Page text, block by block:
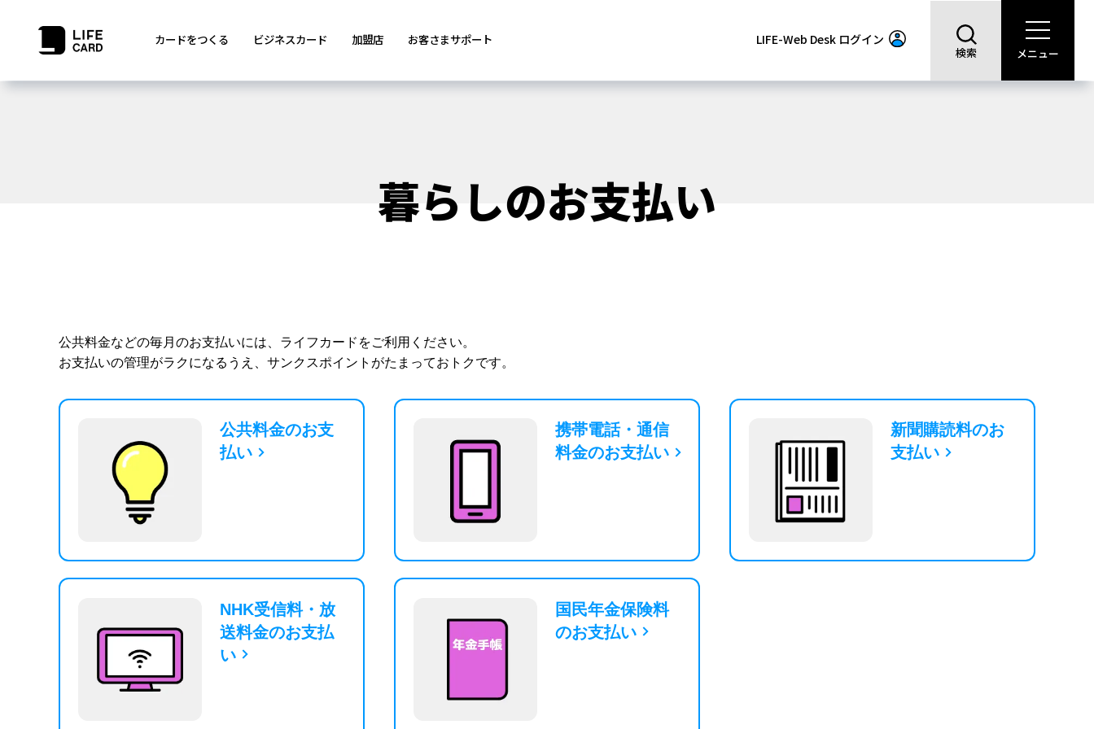
カードをつくる ビジネスカード 加盟店 お客さまサポート LIFE-Web Desk ログイン
検索 メニュー
暮らしのお支払い
公共料金などの毎月のお支払いには、ライフカードをご利用ください。
お支払いの管理がラクになるうえ、サンクスポイントがたまっておトクです。
公共料金のお支
払い
携帯電話・通信
料金のお支払い
新聞購読料のお
支払い
NHK受信料・放
送料金のお支払
い
国民年金保険料
のお支払い